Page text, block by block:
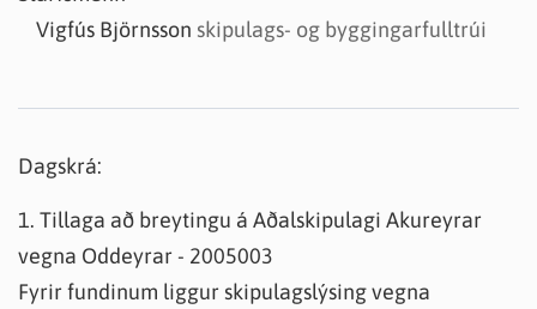
Vigfús Björnsson skipulags- og byggingarfulltrúi
Dagskrá:
1. Tillaga að breytingu á Aðalskipulagi Akureyrar
vegna Oddeyrar - 2005003
Fyrir fundinum liggur skipulagslýsing vegna